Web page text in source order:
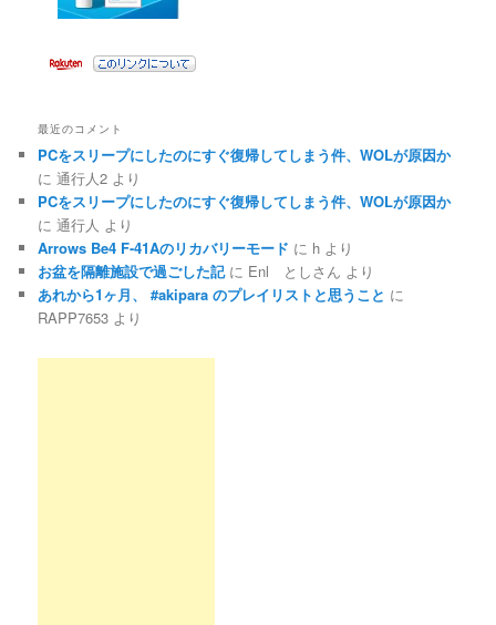
最近のコメント
PCをスリープにしたのにすぐ復帰してしまう件、WOLが原因か
に通行人2 より
PCをスリープにしたのにすぐ復帰してしまう件、WOLが原因か
に通行人 より
Arrows Be4 F-41Aのリカバリーモード に h より
お盆を隔離施設で過ごした記に Enl としさん より
あれから1ヶ月、 #akipara のプレイリストと思うこと に
RAPP7653 より